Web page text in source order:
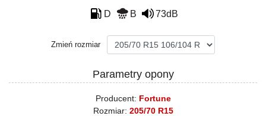
D B 73dB
Zmień rozmiar
Parametry opony
Producent: Fortune
Rozmiar: 205/70 R15